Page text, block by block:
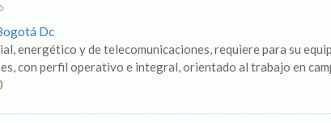
Dc
energético y de telecomunicaciones, requiere para su
con perfil operativo e integral, orientado al trabajo en